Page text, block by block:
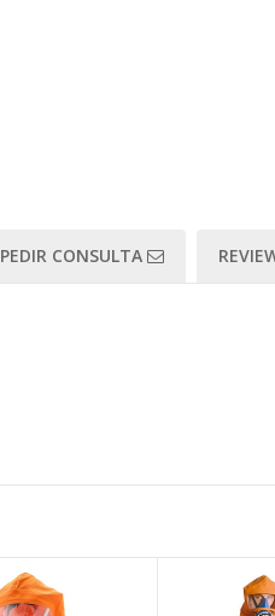
PEDIR CONSULTA